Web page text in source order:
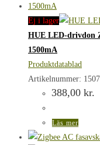
Ej i lager
HUE LED-drivdon
1500mA
Produktdatablad
Artikelnummer:
388,00 kr.
Läs mer